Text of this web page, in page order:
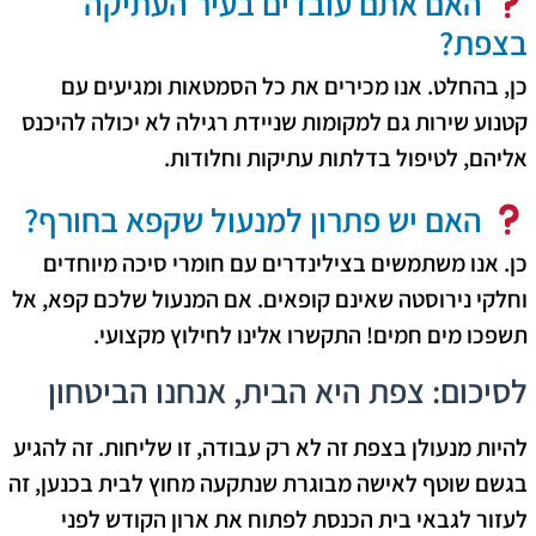
בצפת?
כן, בהחלט. אנו מכירים את כל הסמטאות ומגיעים עם
קטנוע שירות גם למקומות שניידת רגילה לא יכולה להיכנס
אליהם, לטיפול בדלתות עתיקות וחלודות.
האם יש פתרון למנעול שקפא בחורף?
כן. אנו משתמשים בצילינדרים עם חומרי סיכה מיוחדים
וחלקי נירוסטה שאינם קופאים. אם המנעול שלכם קפא, אל
תשפכו מים חמים! התקשרו אלינו לחילוץ מקצועי.
לסיכום: צפת היא הבית, אנחנו הביטחון
להיות מנעולן בצפת זה לא רק עבודה, זו שליחות. זה להגיע
בגשם שוטף לאישה מבוגרת שנתקעה מחוץ לבית בכנען, זה
לעזור לגבאי בית הכנסת לפתוח את ארון הקודש לפני